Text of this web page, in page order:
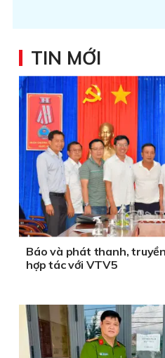
TIN MỚI
Báo và phát thanh,
hợp tác với VTV5